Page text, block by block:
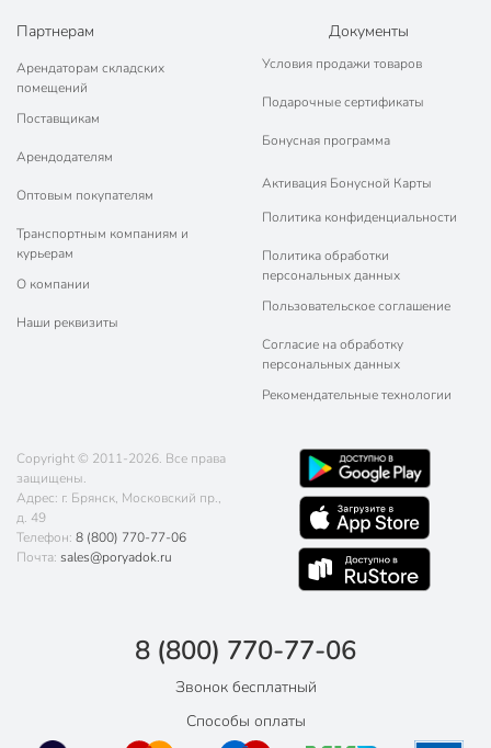
Партнерам
Арендаторам складских
помещений
Поставщикам
Арендодателям
Оптовым покупателям
Транспортным компаниям и
курьерам
О компании
Наши реквизиты
Документы
Условия продажи товаров
Подарочные сертификаты
Бонусная программа
Активация Бонусной Карты
Политика конфиденциальности
Политика обработки
персональных данных
Пользовательское соглашение
Согласие на обработку
персональных данных
Рекомендательные технологии
Copyright © 2011-2026. Все права
защищены.
Адрес: г. Брянск, Московский пр.,
д. 49
Телефон: 8 (800) 770-77-06
Почта: sales@poryadok.ru
8 (800) 770-77-06
Звонок бесплатный
Способы оплаты